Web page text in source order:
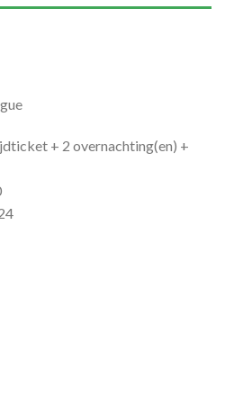
+ 2 overnachting(en) +